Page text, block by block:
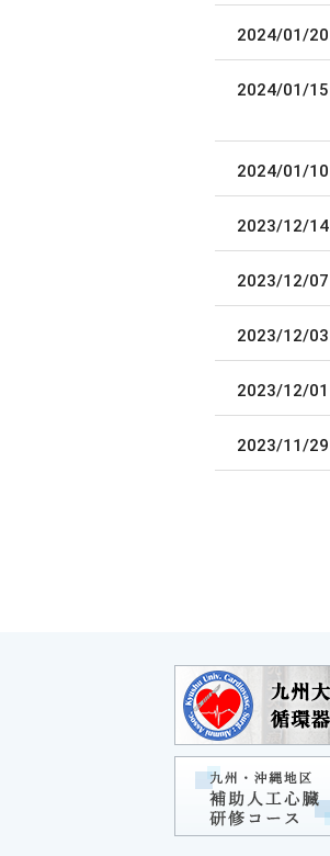
2024/01/20
2024/01/15
2024/01/10
2023/12/14
2023/12/07
2023/12/03
2023/12/01
2023/11/29